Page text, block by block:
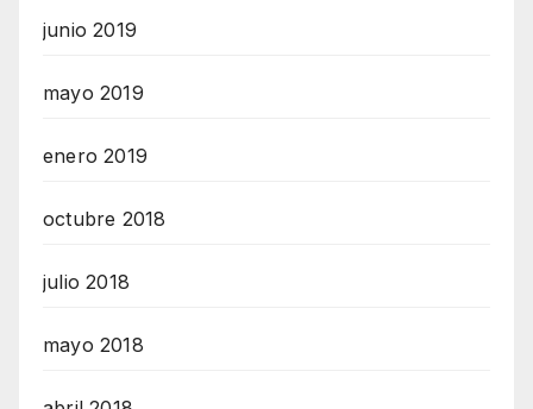
junio 2019
mayo 2019
enero 2019
octubre 2018
julio 2018
mayo 2018